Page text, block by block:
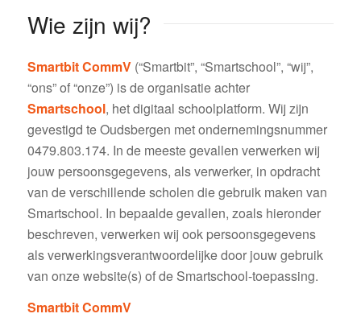
Wie zijn wij?
Smartbit CommV(“Smartbit”, “Smartschool”, “wij”,
“ons” of “onze”) is de organisatie achter
Smartschool, het digitaal schoolplatform. Wij zijn
gevestigd te Oudsbergen met ondernemingsnummer
0479.803.174. In de meeste gevallen verwerken wij
jouw persoonsgegevens, als verwerker, in opdracht
van de verschillende scholen die gebruik maken van
Smartschool. In bepaalde gevallen, zoals hieronder
beschreven, verwerken wij ook persoonsgegevens
als verwerkingsverantwoordelijke door jouw gebruik
van onze website(s) of de Smartschool-toepassing.
Smartbit CommV